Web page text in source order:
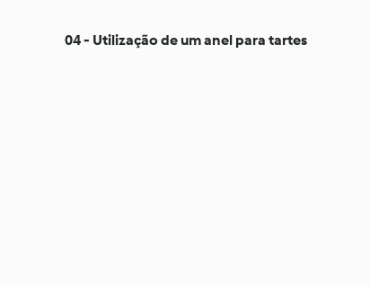
04 - Utilização de um anel para tartes